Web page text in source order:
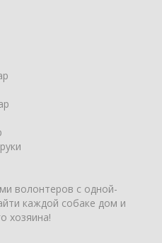
волонтеров с одной-
каждой собаке дом и
хозяина!